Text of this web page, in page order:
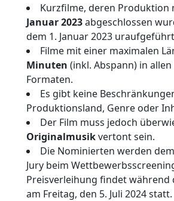
Kurzfilme, deren Produktion
Januar 2023abgeschlossen
dem 1. Januar 2023
Filme mit einer maximalen
Minuten (inkl. Abspann) in
Formaten.
Es gibt keine
Produktionsland, Genre oder
Der Film muss jedoch
Originalmusikvertont sein.
Die Nominierten werden
Jury beim
Preisverleihung findet während
am Freitag, den 5. Juli 2024 statt.